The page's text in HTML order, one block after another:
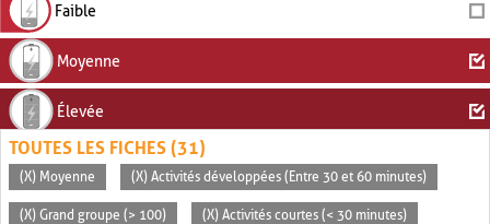
Faible
Moyenne
Élevée
TOUTES LES FICHES (31)
(X) Moyenne (X) Activités développées (Entre 30 et 60 minutes)
(X) Grand groupe (> 100) (X) Activités courtes (< 30 minutes)